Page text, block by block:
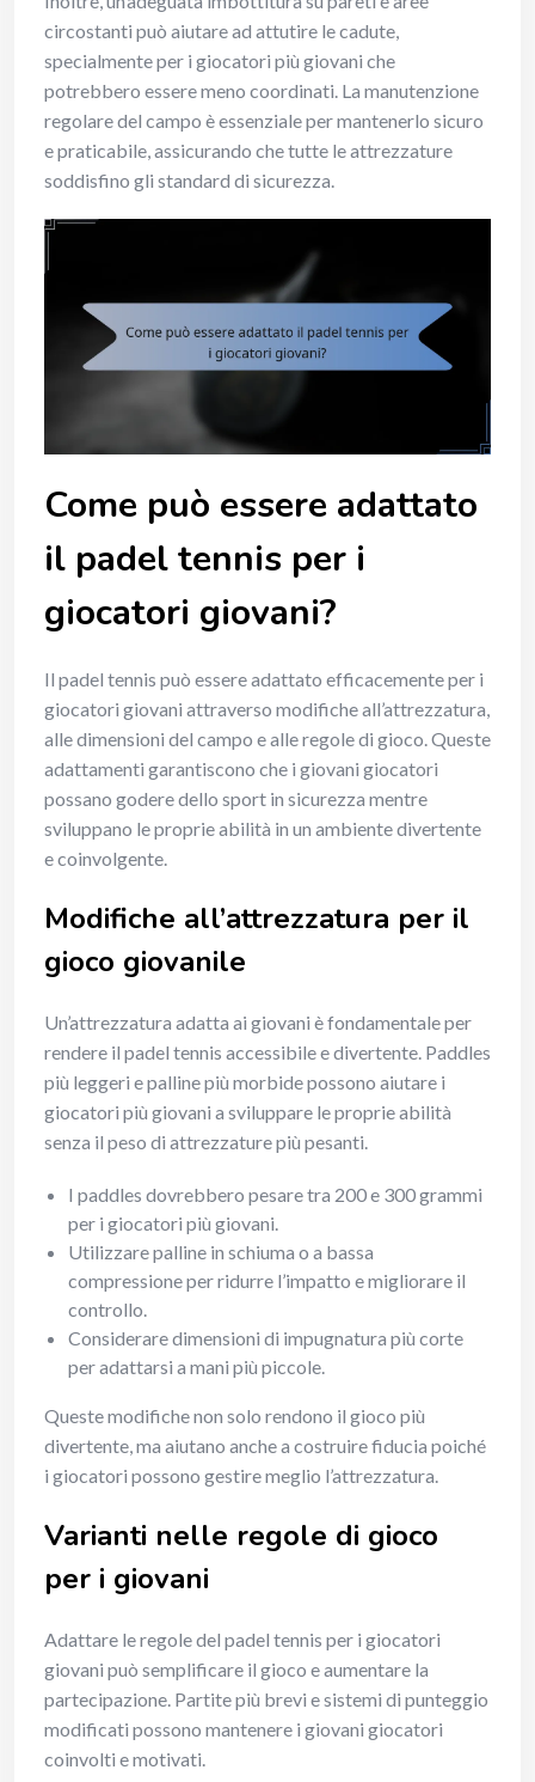
circostanti può aiutare ad attutire le cadute,
specialmente per i giocatori più giovani che
potrebbero essere meno coordinati. La manutenzione
regolare del campo è essenziale per mantenerlo sicuro
e praticabile, assicurando che tutte le attrezzature
soddisfino gli standard di sicurezza.
Come può essere adattato
il padel tennis per i
giocatori giovani?
Il padel tennis può essere adattato efficacemente per i
giocatori giovani attraverso modifiche all’attrezzatura,
alle dimensioni del campo e alle regole di gioco. Queste
adattamenti garantiscono che i giovani giocatori
possano godere dello sport in sicurezza mentre
sviluppano le proprie abilità in un ambiente divertente
e coinvolgente.
Modifiche all’attrezzatura per il
gioco giovanile
Un’attrezzatura adatta ai giovani è fondamentale per
rendere il padel tennis accessibile e divertente. Paddles
più leggeri e palline più morbide possono aiutare i
giocatori più giovani a sviluppare le proprie abilità
senza il peso di attrezzature più pesanti.
I paddles dovrebbero pesare tra 200 e 300 grammi
per i giocatori più giovani.
Utilizzare palline in schiuma o a bassa
compressione per ridurre l’impatto e migliorare il
controllo.
Considerare dimensioni di impugnatura più corte
per adattarsi a mani più piccole.
Queste modifiche non solo rendono il gioco più
divertente, ma aiutano anche a costruire fiducia poiché
i giocatori possono gestire meglio l’attrezzatura.
Varianti nelle regole di gioco
per i giovani
Adattare le regole del padel tennis per i giocatori
giovani può semplificare il gioco e aumentare la
partecipazione. Partite più brevi e sistemi di punteggio
modificati possono mantenere i giovani giocatori
coinvolti e motivati.